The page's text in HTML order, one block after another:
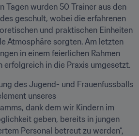
Tagen wurden 50 Trainer aus den
geschult, wobei die erfahrenen
und praktischen Einheiten
Atmosphäre sorgten. Am letzten
in einem feierlichen Rahmen
erfolgreich in die Praxis umgesetzt.
des Jugend- und Frauenfussballs
unseres
dank dem wir Kindern im
geben, bereits in jungen
Personal betreut zu werden“,